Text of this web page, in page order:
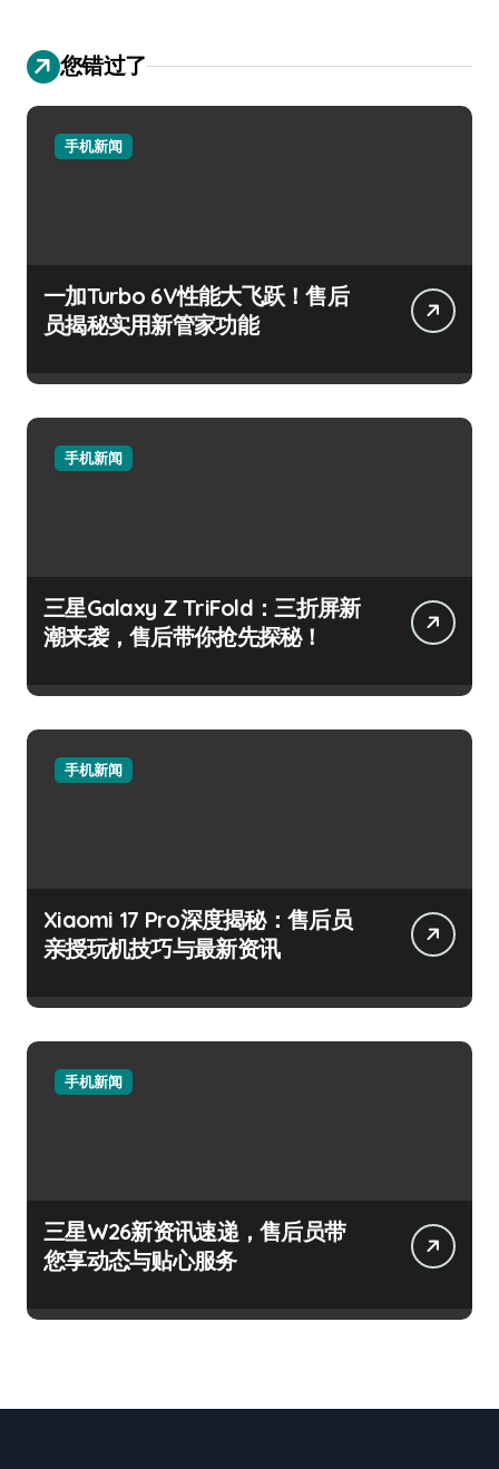
您错过了
手机新闻
一加Turbo 6V性能大飞跃！售后
员揭秘实用新管家功能
手机新闻
三星Galaxy Z TriFold：三折屏新
潮来袭，售后带你抢先探秘！
手机新闻
Xiaomi 17 Pro深度揭秘：售后员
亲授玩机技巧与最新资讯
手机新闻
三星W26新资讯速递，售后员带
您享动态与贴心服务